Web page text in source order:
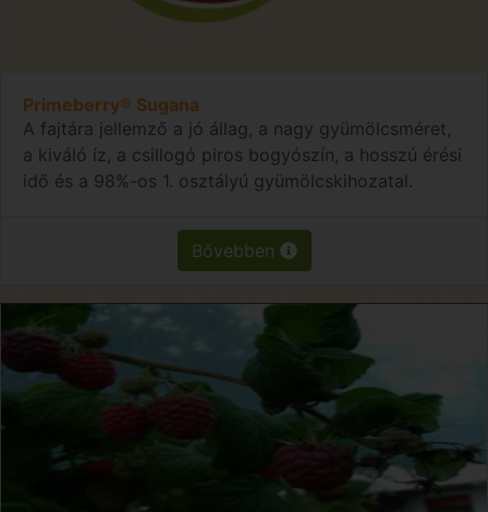
Primeberry® Sugana
A fajtára jellemző a jó állag, a nagy gyümölcsméret,
a kiváló íz, a csillogó piros bogyószín, a hosszú érési
idő és a 98%-os 1. osztályú gyümölcskihozatal.
Bővebben